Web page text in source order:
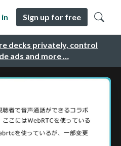
decks privately, control
ads and more …
in Sign up for free